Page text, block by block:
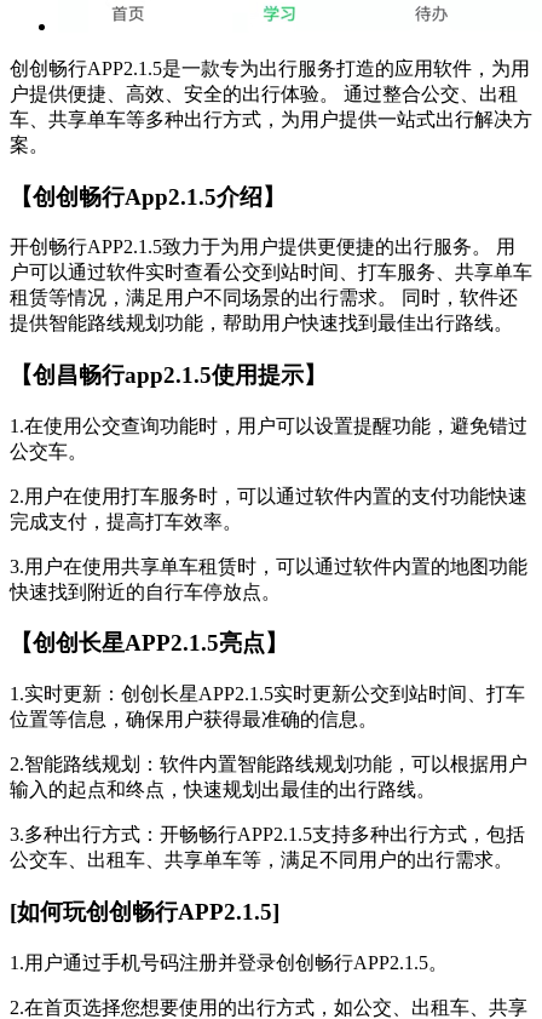
创创畅行APP2.1.5是一款专为出行服务打造的应用软件，为用
户提供便捷、高效、安全的出行体验。 通过整合公交、出租
车、共享单车等多种出行方式，为用户提供一站式出行解决方
案。
【创创畅行App2.1.5介绍】
开创畅行APP2.1.5致力于为用户提供更便捷的出行服务。 用
户可以通过软件实时查看公交到站时间、打车服务、共享单车
租赁等情况，满足用户不同场景的出行需求。 同时，软件还
提供智能路线规划功能，帮助用户快速找到最佳出行路线。
【创昌畅行app2.1.5使用提示】
1.在使用公交查询功能时，用户可以设置提醒功能，避免错过
公交车。
2.用户在使用打车服务时，可以通过软件内置的支付功能快速
完成支付，提高打车效率。
3.用户在使用共享单车租赁时，可以通过软件内置的地图功能
快速找到附近的自行车停放点。
【创创长星APP2.1.5亮点】
1.实时更新：创创长星APP2.1.5实时更新公交到站时间、打车
位置等信息，确保用户获得最准确的信息。
2.智能路线规划：软件内置智能路线规划功能，可以根据用户
输入的起点和终点，快速规划出最佳的出行路线。
3.多种出行方式：开畅畅行APP2.1.5支持多种出行方式，包括
公交车、出租车、共享单车等，满足不同用户的出行需求。
[如何玩创创畅行APP2.1.5]
1.用户通过手机号码注册并登录创创畅行APP2.1.5。
2.在首页选择您想要使用的出行方式，如公交、出租车、共享